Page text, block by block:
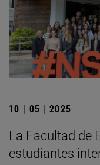
10 | 05 | 2025
La Facultad de
estudiantes